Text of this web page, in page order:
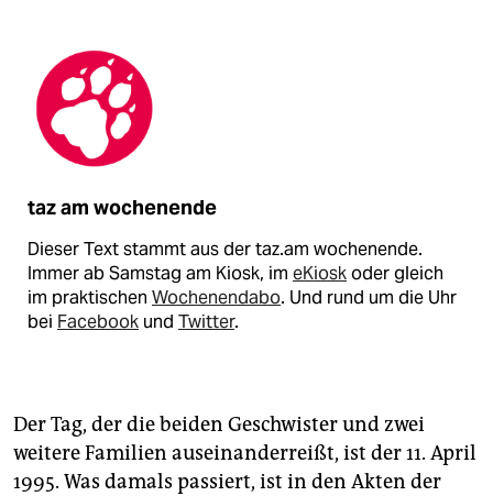
taz am wochenende
Dieser Text stammt aus der taz.am wochenende.
Immer ab Samstag am Kiosk, im eKioskoder gleich
im praktischen Wochenendabo. Und rund um die Uhr
bei Facebook und Twitter.
Der Tag, der die beiden Geschwister und zwei
weitere Familien auseinanderreißt, ist der 11. April
1995. Was damals passiert, ist in den Akten der